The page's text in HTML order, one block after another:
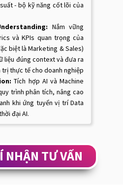
NHẬN TƯ VẤN
viên đều có thể hoàn
đều được thiết kế
thể đưa vào Portfolio cá
với nhà tuyển